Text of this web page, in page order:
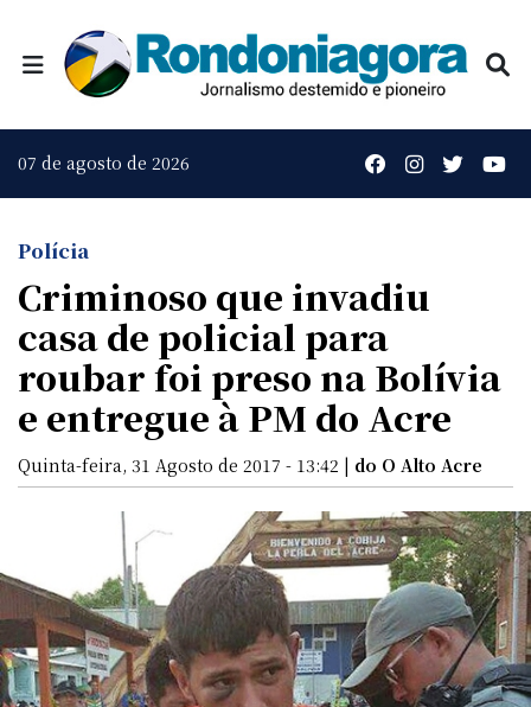
07 de agosto de 2026
Polícia
Criminoso que invadiu
casa de policial para
roubar foi preso na Bolívia
e entregue à PM do Acre
Quinta-feira, 31 Agosto de 2017 - 13:42 | do O Alto Acre